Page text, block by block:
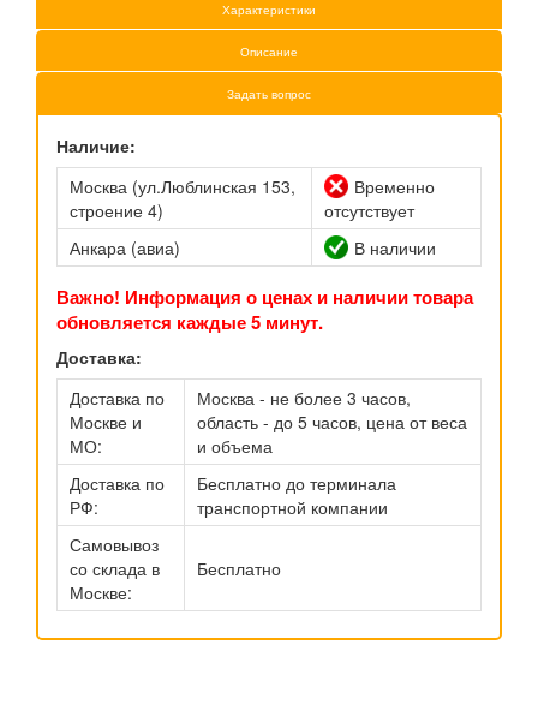
Характеристики
Описание
Задать вопрос
Наличие:
Москва (ул.Люблинская 153,
строение 4)
Временно
отсутствует
Анкара (авиа)
В наличии
Важно! Информация о ценах и наличии товара
обновляется каждые 5 минут.
Доставка:
Доставка по
Москве и
МО:
Москва - не более 3 часов,
область - до 5 часов, цена от веса
и объема
Доставка по
РФ:
Бесплатно до терминала
транспортной компании
Самовывоз
со склада в
Москве:
Бесплатно